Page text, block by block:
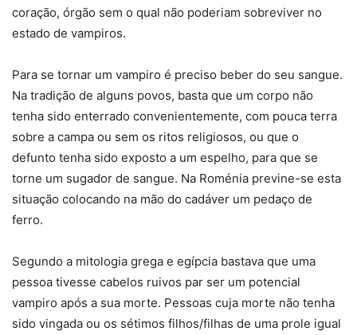
coração, órgão sem o qual não poderiam sobreviver no
estado de vampiros.
Para se tornar um vampiro é preciso beber do seu sangue.
Na tradição de alguns povos, basta que um corpo não
tenha sido enterrado convenientemente, com pouca terra
sobre a campa ou sem os ritos religiosos, ou que o
defunto tenha sido exposto a um espelho, para que se
torne um sugador de sangue. Na Roménia previne-se esta
situação colocando na mão do cadáver um pedaço de
ferro.
Segundo a mitologia grega e egípcia bastava que uma
pessoa tivesse cabelos ruivos par ser um potencial
vampiro após a sua morte. Pessoas cuja morte não tenha
sido vingada ou os sétimos filhos/filhas de uma prole igual